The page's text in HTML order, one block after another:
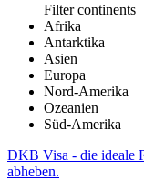
Filter continents
Afrika
Antarktika
Asien
Europa
Nord-Amerika
Ozeanien
Süd-Amerika
DKB Visa - die ideale
abheben.